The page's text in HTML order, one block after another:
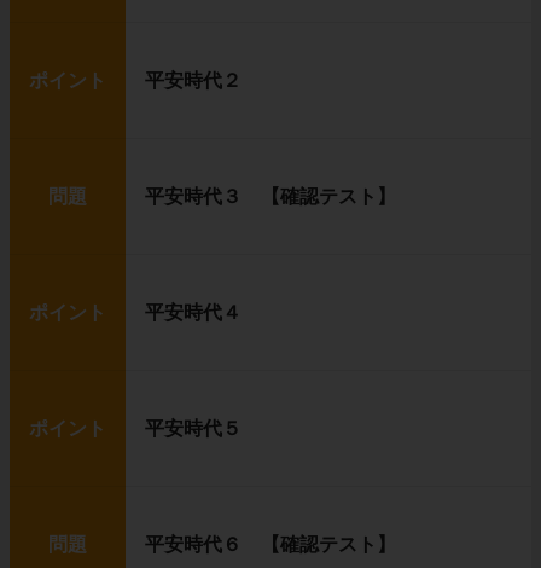
ポイント 平安時代２
問題 平安時代３ 【確認テスト】
ポイント 平安時代４
ポイント 平安時代５
問題 平安時代６ 【確認テスト】